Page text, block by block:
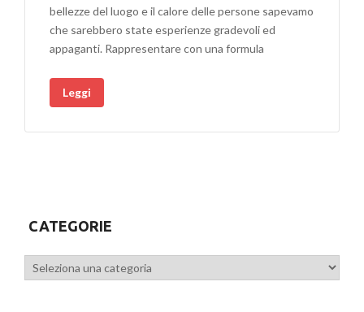
bellezze del luogo e il calore delle persone sapevamo
che sarebbero state esperienze gradevoli ed
appaganti. Rappresentare con una formula
Leggi
CATEGORIE
Categorie